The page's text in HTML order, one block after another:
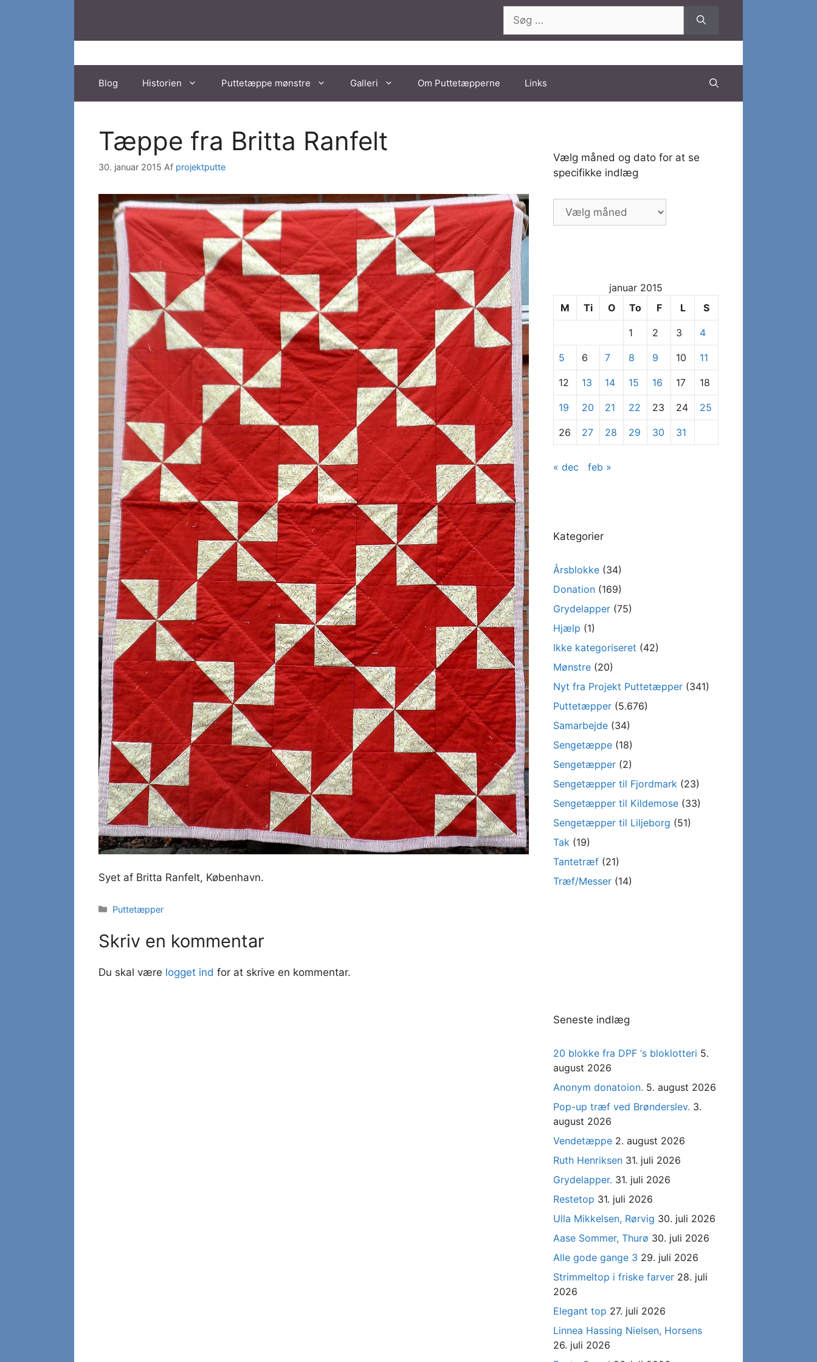
efter:
Blog Historien Puttetæppe mønstre Galleri Om Puttetæpperne Links
Tæppe fra Britta Ranfelt
30. januar 2015 Af projektputte
Syet af Britta Ranfelt, København.
Kategorier
Puttetæpper
Skriv en kommentar
Du skal være logget ind for at skrive en kommentar.
Vælg måned og dato for at se
specifikke indlæg
Vælg
måned
se
specifikke
indlæg
januar 2015
M
Ti O To F L S
1 2 3 4
5 6 7 8 9 10 11
12 13 14 15 16 17 18
19 20 21 22 23 24 25
26 27 28 29 30 31
« dec feb »
Kategorier
Årsblokke (34)
Donation (169)
Grydelapper (75)
Hjælp (1)
Ikke kategoriseret (42)
Mønstre (20)
Nyt fra Projekt Puttetæpper (341)
Puttetæpper (5.676)
Samarbejde (34)
Sengetæppe (18)
Sengetæpper (2)
Sengetæpper til Fjordmark (23)
Sengetæpper til Kildemose (33)
Sengetæpper til Liljeborg (51)
Tak (19)
Tantetræf (21)
Træf/Messer (14)
Seneste indlæg
20 blokke fra DPF ‘s bloklotteri 5.
august 2026
Anonym donatoion. 5. august 2026
Pop-up træf ved Brønderslev. 3.
august 2026
Vendetæppe 2. august 2026
Ruth Henriksen 31. juli 2026
Grydelapper. 31. juli 2026
Restetop 31. juli 2026
Ulla Mikkelsen, Rørvig 30. juli 2026
Aase Sommer, Thurø 30. juli 2026
Alle gode gange 3 29. juli 2026
Strimmeltop i friske farver 28. juli
2026
Elegant top 27. juli 2026
Linnea Hassing Nielsen, Horsens
26. juli 2026